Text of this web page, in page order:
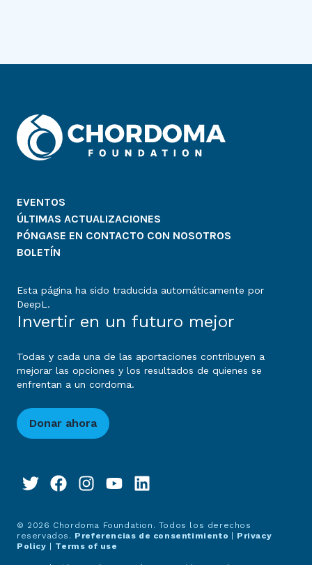
EVENTOS
ÚLTIMAS ACTUALIZACIONES
PÓNGASE EN CONTACTO CON NOSOTROS
BOLETÍN
Esta página ha sido traducida automáticamente por
DeepL.
Invertir en un futuro mejor
Todas y cada una de las aportaciones contribuyen a
mejorar las opciones y los resultados de quienes se
enfrentan a un cordoma.
Donar ahora
© 2026 Chordoma Foundation. Todos los derechos
reservados. Preferencias de consentimiento | Privacy
Policy | Terms of use